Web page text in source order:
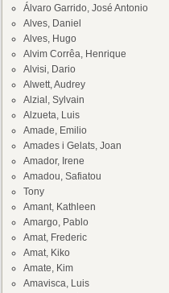
Álvaro Garrido, José Antonio
Alves, Daniel
Alves, Hugo
Alvim Corrêa, Henrique
Alvisi, Dario
Alwett, Audrey
Alzial, Sylvain
Alzueta, Luis
Amade, Emilio
Amades i Gelats, Joan
Amador, Irene
Amadou, Safiatou
Tony
Amant, Kathleen
Amargo, Pablo
Amat, Frederic
Amat, Kiko
Amate, Kim
Amavisca, Luis